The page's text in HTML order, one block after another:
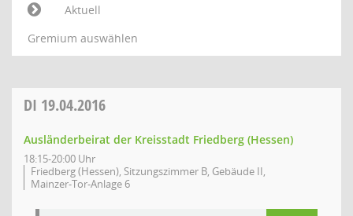
Aktuell
Gremium auswählen
DI 19.04.2016
Ausländerbeirat der Kreisstadt Friedberg (Hessen)
18:15-20:00 Uhr
Friedberg (Hessen), Sitzungszimmer B, Gebäude II,
Mainzer-Tor-Anlage 6